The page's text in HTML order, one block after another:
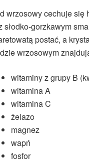
wrzosowy cechuje się
słodko-gorzkawym
postać, a
wrzosowym
witaminy z grupy B
witamina A
witamina C
żelazo
magnez
wapń
fosfor